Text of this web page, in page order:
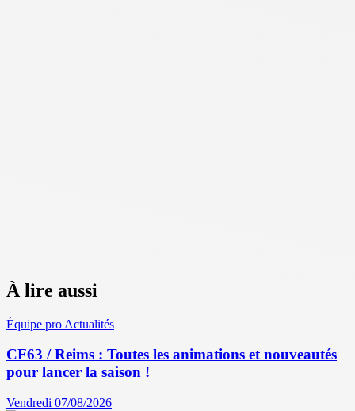
À lire aussi
Équipe pro Actualités
CF63 / Reims : Toutes les animations et nouveautés
pour lancer la saison !
Vendredi 07/08/2026